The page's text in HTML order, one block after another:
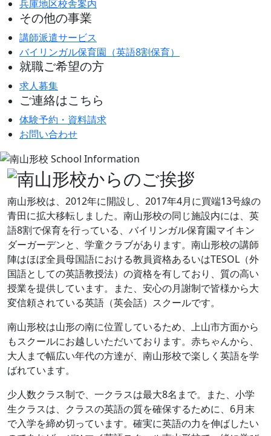
兵庫地区校舎案内
その他の事業
講師派遣サービス
バイリンガル保育園（英語8割保育）
就職ご希望の方
求人募集
ご連絡はこちら
体験予約・資料請求
お問い合わせ
南山形校は、2012年に開設し、2017年4月に買端13号線の
青田に拡大移転しました。南山形校の同じ施設内には、英
語8割で保育を行っている、バイリンガル保育園マイキン
ダーガーデンと、学童クラブがあります。南山形校の講師
陣はほぼ全員母国語における教員資格あるいはTESOL（外
国語としての英語教授法）の資格を有しており、質の高い
授業を提供しています。また、安心の月謝制で皆様から大
変信頼されている英語（英会話）スクールです。
南山形校は山形の南に位置しているため、上山市方面から
もスクールにお越しいただいております。赤ちゃんから、
大人まで幅広い年代の方達が、南山形校で楽しく英語を学
ばれています。
少人数クラス制で、一クラスは最大8名まで。また、小学
生クラスは、クラスの英語の質を確保するために、6月末
で入学を締め切っています。確実に英語の力を伸ばしたい